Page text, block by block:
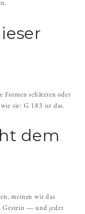
Formen schätzten oder
sie: G 183 ist das.
dem
meinen wir das
Gestein — und jeder